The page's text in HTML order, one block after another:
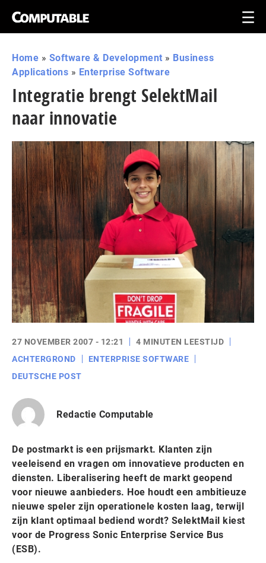
Home » Software & Development » Business
Applications » Enterprise Software
Integratie brengt SelektMail
naar innovatie
27 NOVEMBER 2007 - 12:21
4 MINUTEN LEESTIJD
ACHTERGROND
ENTERPRISE SOFTWARE
DEUTSCHE POST
Redactie Computable
De postmarkt is een prijsmarkt. Klanten zijn
veeleisend en vragen om innovatieve producten en
diensten. Liberalisering heeft de markt geopend
voor nieuwe aanbieders. Hoe houdt een ambitieuze
nieuwe speler zijn operationele kosten laag, terwijl
zijn klant optimaal bediend wordt? SelektMail kiest
voor de Progress Sonic Enterprise Service Bus
(ESB).